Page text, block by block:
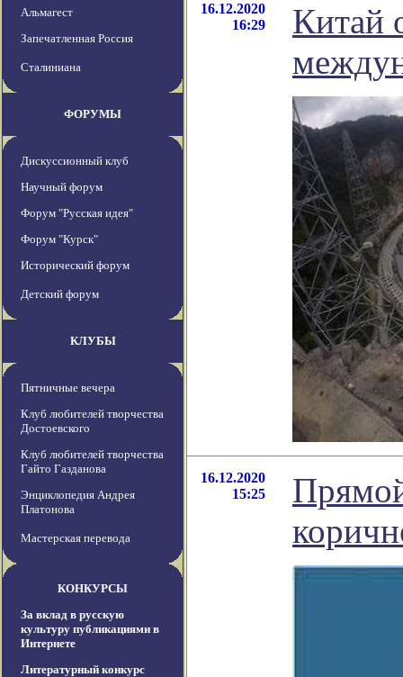
Альмагест
Запечатленная Россия
Сталиниана
ФОРУМЫ
Дискуссионный клуб
Научный форум
Форум "Русская идея"
Форум "Курск"
Исторический форум
Детский форум
КЛУБЫ
Пятничные вечера
Клуб любителей творчества
Достоевского
Клуб любителей творчества
Гайто Газданова
Энциклопедия Андрея
Платонова
Мастерская перевода
КОНКУРСЫ
За вклад в русскую
культуру публикациями в
Интернете
Литературный конкурс
16.12.2020
16:29
Китай
16.12.2020
15:25